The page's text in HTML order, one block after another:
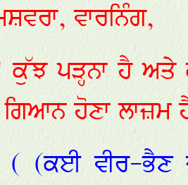
ਵਾਰਨਿੰਗ,
ਕੁੱਝ ਪੜ੍ਹਨਾ ਹੈ ਅਤੇ
ਹੋਣਾ ਲਾਜ਼ਮ
(ਕਈ ਵੀਰ-ਭੈਣ ਜੋ